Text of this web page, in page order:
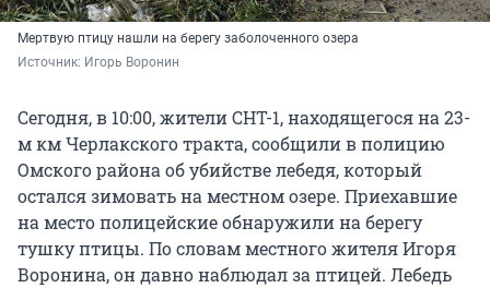
Мертвую птицу нашли на берегу заболоченного озера
Источник: Игорь Воронин
Сегодня, в 10:00, жители СНТ-1, находящегося на 23-
м км Черлакского тракта, сообщили в полицию
Омского района об убийстве лебедя, который
остался зимовать на местном озере. Приехавшие
на место полицейские обнаружили на берегу
тушку птицы. По словам местного жителя Игоря
Воронина, он давно наблюдал за птицей. Лебедь